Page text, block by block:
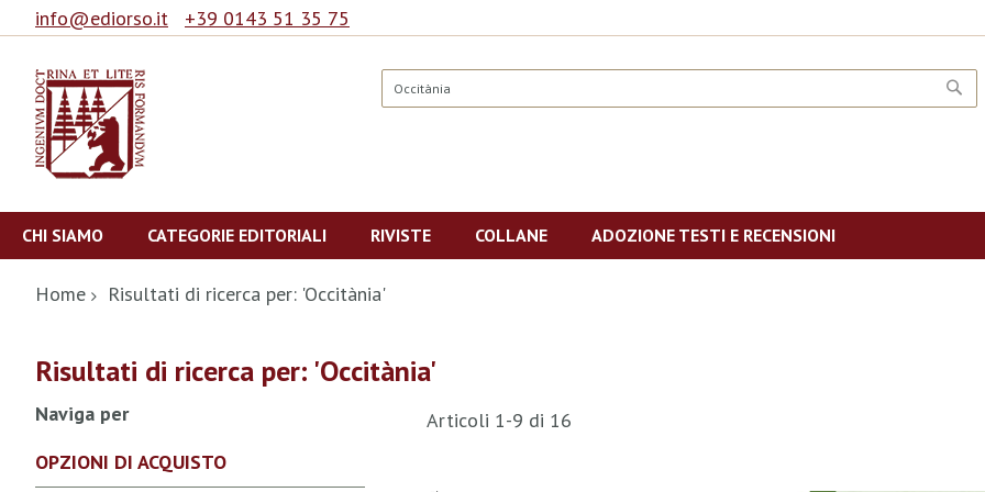
info@ediorso.it +39 0143 51 35 75
Cerca
al
contenuto
CHI SIAMO CATEGORIE EDITORIALI RIVISTE COLLANE ADOZIONE TESTI E RECENSIONI
Home Risultati di ricerca per: 'Occitània'
Risultati di ricerca per: 'Occitània'
Articoli 1-9 di 16
Naviga per
OPZIONI DI ACQUISTO